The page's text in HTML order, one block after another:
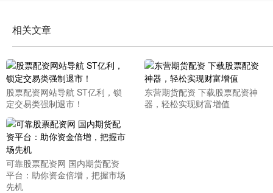
相关文章
股票配资网站导航 ST亿利，锁
定交易类强制退市！
东营期货配资 下载股票配资神
器，轻松实现财富增值
可靠股票配资网 国内期货配资
平台：助你资金倍增，把握市场
先机